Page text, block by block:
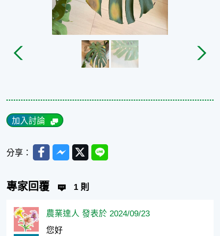
加入討論
分享： FacebookMessenger
TwitterLine
專家回覆 1 則
農業達人 發表於 2024/09/23
您好